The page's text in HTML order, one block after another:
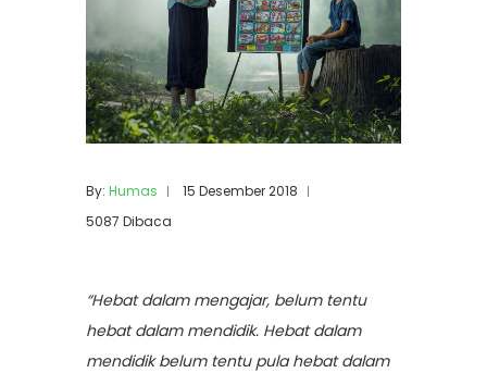
By: Humas
15 Desember 2018
5087 Dibaca
“Hebat dalam mengajar, belum tentu
hebat dalam mendidik. Hebat dalam
mendidik belum tentu pula hebat dalam